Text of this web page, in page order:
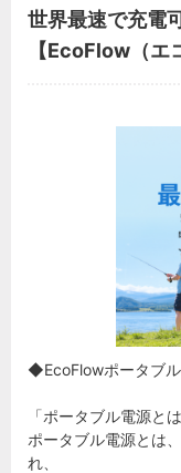
世界最速で充電
【EcoFlow（エ
◆EcoFlowポータブ
「ポータブル電源とは
ポータブル電源とは
れ、